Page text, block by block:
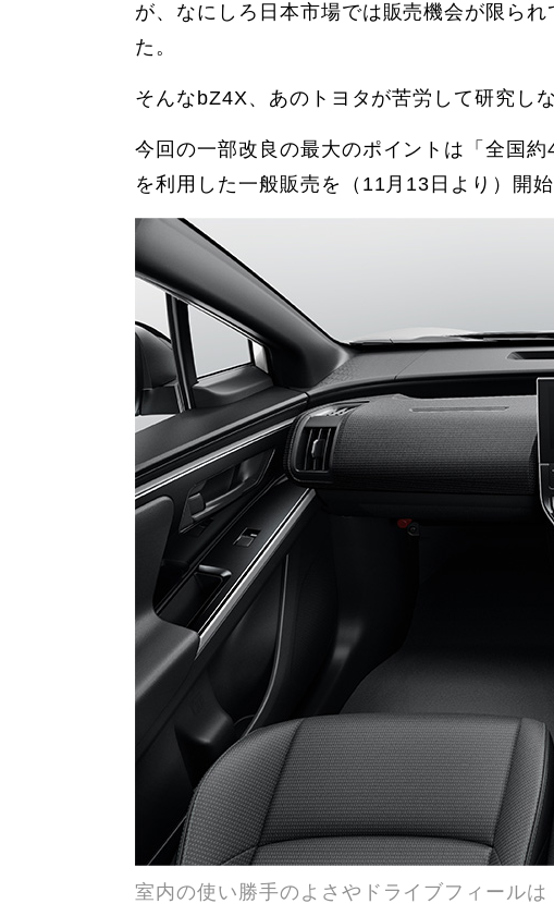
が、なにしろ日本市場では販売機会が限ら
た。
そんなbZ4X、あのトヨタが苦労して研究し
今回の一部改良の最大のポイントは「全国
を利用した一般販売を（11月13日より）開
室内の使い勝手のよさやドライブフィール